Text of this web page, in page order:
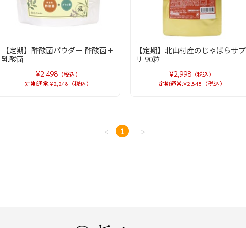
【定期】酢酸菌パウダー 酢酸菌＋
乳酸菌
¥2,498 （税込）
定期通常:¥2,248（税込）
【定期】北山村産のじゃばらサプ
リ 90粒
¥2,998 （税込）
定期通常:¥2,848（税込）
< 1 >